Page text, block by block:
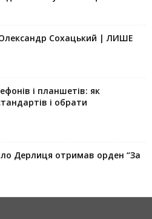
Сохацький | ЛИШЕ
і планшетів: як
і обрати
Дерлиця отримав орден “За